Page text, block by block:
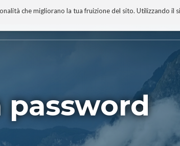
che migliorano la tua fruizione del sito. Utilizzando
I MIEI LIBRI PROGETTO
password